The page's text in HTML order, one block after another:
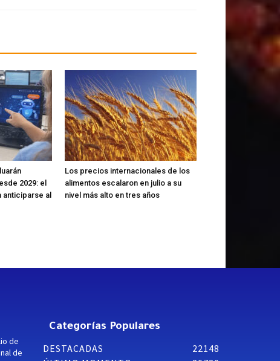
2029: el
anticiparse al
Los precios internacionales de los
alimentos escalaron en julio a su
nivel más alto en tres años
de
de
Categorías Populares
DESTACADAS
22148